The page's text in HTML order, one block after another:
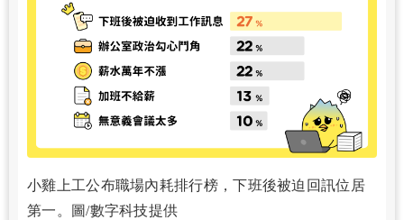
小雞上工公布職場內耗排行榜，下班後被迫回訊位居
第一。圖/數字科技提供